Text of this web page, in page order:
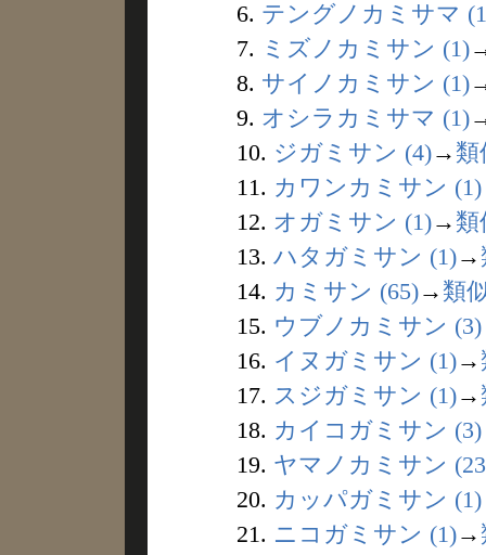
6. テングノカミサマ
7. ミズノカミサン (1)
8. サイノカミサン (1)
9. オシラカミサマ (1)
10. ジガミサン (4)→ 類
11. カワンカミサン (1)
12. オガミサン (1)→ 類
13. ハタガミサン (1)→
14. カミサン (65)→ 類
15. ウブノカミサン (3)
16. イヌガミサン (1)→
17. スジガミサン (1)→
18. カイコガミサン (3)
19. ヤマノカミサン
20. カッパガミサン (1)
21. ニコガミサン (1)→